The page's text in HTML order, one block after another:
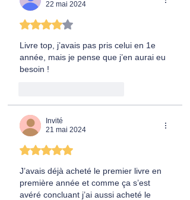
22 mai 2024
Noté 4 étoiles sur 5.
Livre top, j’avais pas pris celui en 1e
année, mais je pense que j’en aurai eu
besoin !
Invité
21 mai 2024
Noté 5 étoiles sur 5.
J’avais déjà acheté le premier livre en
première année et comme ça s’est
avéré concluant j’ai aussi acheté le